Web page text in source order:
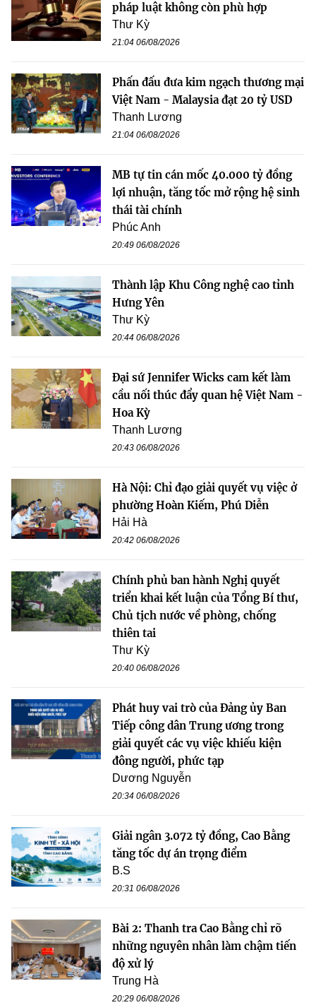
pháp luật không còn phù hợp
Thư Kỳ
21:04 06/08/2026
Phấn đấu đưa kim ngạch thương mại
Việt Nam - Malaysia đạt 20 tỷ USD
Thanh Lương
21:04 06/08/2026
MB tự tin cán mốc 40.000 tỷ đồng
lợi nhuận, tăng tốc mở rộng hệ sinh
thái tài chính
Phúc Anh
20:49 06/08/2026
Thành lập Khu Công nghệ cao tỉnh
Hưng Yên
Thư Kỳ
20:44 06/08/2026
Đại sứ Jennifer Wicks cam kết làm
cầu nối thúc đẩy quan hệ Việt Nam -
Hoa Kỳ
Thanh Lương
20:43 06/08/2026
Hà Nội: Chỉ đạo giải quyết vụ việc ở
phường Hoàn Kiếm, Phú Diễn
Hải Hà
20:42 06/08/2026
Chính phủ ban hành Nghị quyết
triển khai kết luận của Tổng Bí thư,
Chủ tịch nước về phòng, chống
thiên tai
Thư Kỳ
20:40 06/08/2026
Phát huy vai trò của Đảng ủy Ban
Tiếp công dân Trung ương trong
giải quyết các vụ việc khiếu kiện
đông người, phức tạp
Dương Nguyễn
20:34 06/08/2026
Giải ngân 3.072 tỷ đồng, Cao Bằng
tăng tốc dự án trọng điểm
B.S
20:31 06/08/2026
Bài 2: Thanh tra Cao Bằng chỉ rõ
những nguyên nhân làm chậm tiến
độ xử lý
Trung Hà
20:29 06/08/2026